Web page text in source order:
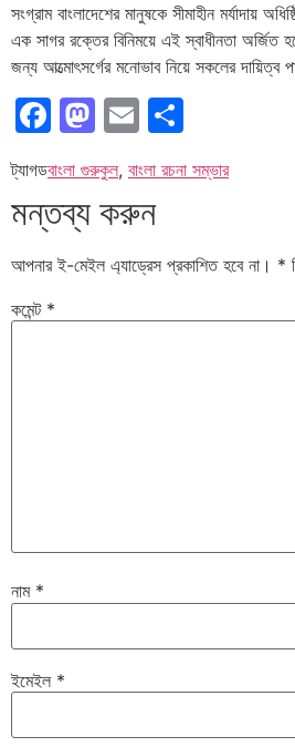
সংগ্রাম বাংলাদেশের মানুষকে সীমাহীন মর্যাদায়
এক সাগর রক্তের বিনিময়ে এই স্বাধীনতা অর্জিত
জন্য আত্মোৎসর্গের মনোভাব নিয়ে সকলের দায়িত্ব
Facebook
Mastodon
Email
ট্যাগডবাংলা গুরুকুল, বাংলা রচনা সম্ভার
মন্তব্য করুন
আপনার ই-মেইল এ্যাড্রেস প্রকাশিত হবে না। *
কমেন্ট *
নাম *
ইমেইল *